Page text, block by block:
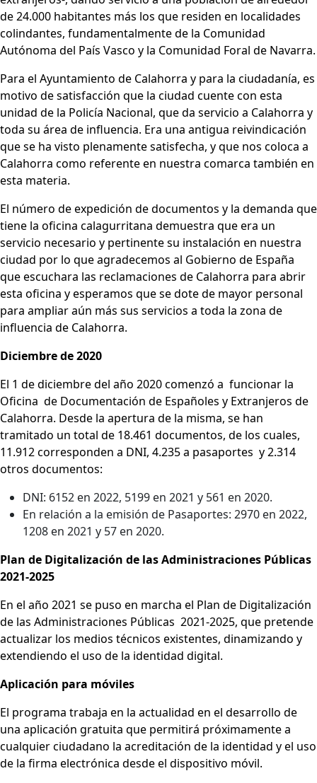
de 24.000 habitantes más los que residen en localidades
colindantes, fundamentalmente de la Comunidad
Autónoma del País Vasco y la Comunidad Foral de Navarra.
Para el Ayuntamiento de Calahorra y para la ciudadanía, es
motivo de satisfacción que la ciudad cuente con esta
unidad de la Policía Nacional, que da servicio a Calahorra y
toda su área de influencia. Era una antigua reivindicación
que se ha visto plenamente satisfecha, y que nos coloca a
Calahorra como referente en nuestra comarca también en
esta materia.
El número de expedición de documentos y la demanda que
tiene la oficina calagurritana demuestra que era un
servicio necesario y pertinente su instalación en nuestra
ciudad por lo que agradecemos al Gobierno de España
que escuchara las reclamaciones de Calahorra para abrir
esta oficina y esperamos que se dote de mayor personal
para ampliar aún más sus servicios a toda la zona de
influencia de Calahorra.
Diciembre de 2020
El 1 de diciembre del año 2020 comenzó a funcionar la
Oficina de Documentación de Españoles y Extranjeros de
Calahorra. Desde la apertura de la misma, se han
tramitado un total de 18.461 documentos, de los cuales,
11.912 corresponden a DNI, 4.235 a pasaportes y 2.314
otros documentos:
DNI: 6152 en 2022, 5199 en 2021 y 561 en 2020.
En relación a la emisión de Pasaportes: 2970 en 2022,
1208 en 2021 y 57 en 2020.
Plan de Digitalización de las Administraciones Públicas
2021-2025
En el año 2021 se puso en marcha el Plan de Digitalización
de las Administraciones Públicas 2021-2025, que pretende
actualizar los medios técnicos existentes, dinamizando y
extendiendo el uso de la identidad digital.
Aplicación para móviles
El programa trabaja en la actualidad en el desarrollo de
una aplicación gratuita que permitirá próximamente a
cualquier ciudadano la acreditación de la identidad y el uso
de la firma electrónica desde el dispositivo móvil.